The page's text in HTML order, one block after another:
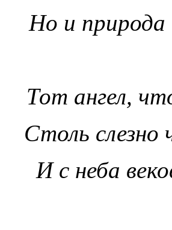
Но и природа
Тот ангел,
Столь слезно
И с неба